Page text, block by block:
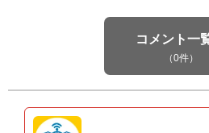
コメント一
（0件）